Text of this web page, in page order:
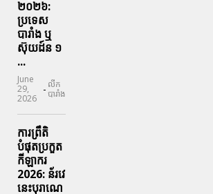
២០២៦:
ប្រទេស​
បារាំង​ ឬ​
ស៊ុយដ៍ន​ ១
...
June
29,
2026
- លីក
បារាំង
ការព្រឹតិ
បំផុតប្រកួត
កីឡាករ
2026: ន័រវេ
នេះបុរាណេ